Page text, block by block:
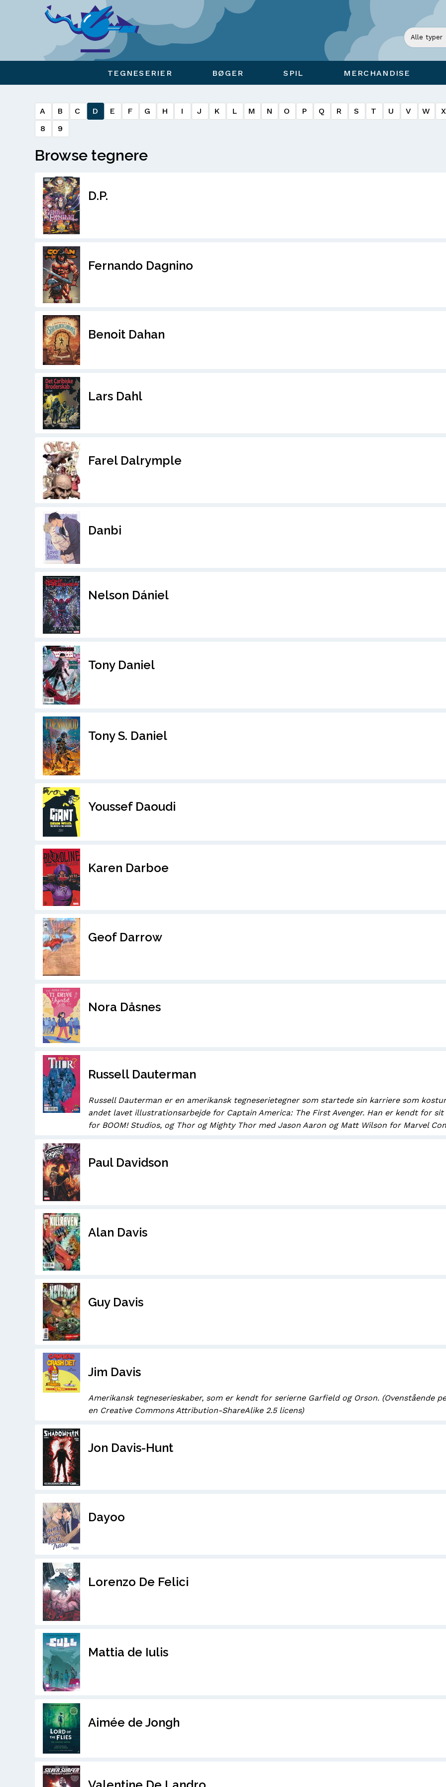
TEGNESERIER BØGER SPIL MERCHANDISE
A B C D E F G H I J K L M N O P Q R S T U V W
8
9
Browse tegnere
D.P.
Fernando Dagnino
Benoit Dahan
Lars Dahl
Farel Dalrymple
Danbi
Nelson Dániel
Tony Daniel
Tony S. Daniel
Youssef Daoudi
Karen Darboe
Geof Darrow
Nora Dåsnes
Russell Dauterman
Russell Dauterman er en amerikansk tegneserietegner som startede sin karriere som
andet lavet illustrationsarbejde for Captain America: The First Avenger. Han er kendt for
for BOOM! Studios, og Thor og Mighty Thor med Jason Aaron og Matt Wilson for Marvel
Paul Davidson
Alan Davis
Guy Davis
Jim Davis
Amerikansk tegneserieskaber, som er kendt for serierne Garfield og Orson. (Ovenstående
en Creative Commons Attribution-ShareAlike 2.5 licens)
Jon Davis-Hunt
Dayoo
Lorenzo De Felici
Mattia de Iulis
Aimée de Jongh
Viser overlay for indkøbskurv